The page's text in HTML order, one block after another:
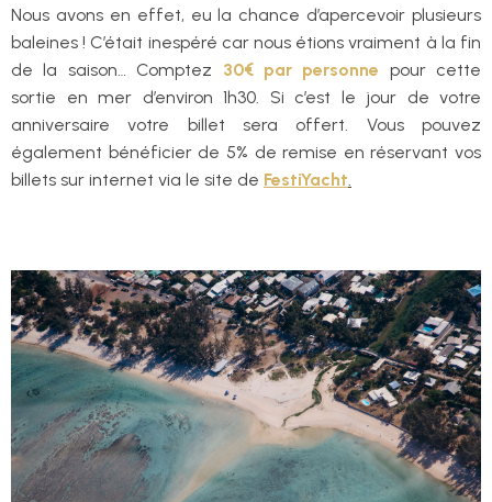
Nous avons en effet, eu la chance d’apercevoir plusieurs
baleines ! C’était inespéré car nous étions vraiment à la fin
de la saison… Comptez 30€ par personne pour cette
sortie en mer d’environ 1h30. Si c’est le jour de votre
anniversaire votre billet sera offert. Vous pouvez
également bénéficier de 5% de remise en réservant vos
billets sur internet via le site de FestiYacht.